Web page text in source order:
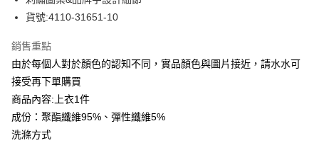
臺灣中小企業銀行
聯邦商業銀行
元大商業銀行
永豐商業銀行
台新國際商業銀行
台灣樂天信用卡公司
街口支付
全盈+PAY
ATM付款
貨到付款
貨號:4110-31651-10
銷售重點
由於每個人對於顏色的認知不同，實品顏色與圖片接近，請水水可
接受再下單購買
商品內容:上衣1件
成份：聚酯纖維95%、彈性纖維5%
洗滌方式